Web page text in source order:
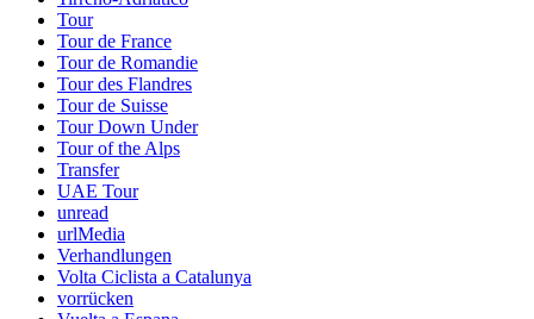
Tour
Tour de France
Tour de Romandie
Tour des Flandres
Tour de Suisse
Tour Down Under
Tour of the Alps
Transfer
UAE Tour
unread
urlMedia
Verhandlungen
Volta Ciclista a Catalunya
vorrücken